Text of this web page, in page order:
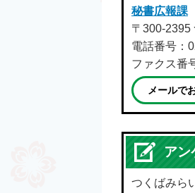
秘書広報課
〒300-2395
電話番号：
ファクス番
メールで
アン
つくばみら